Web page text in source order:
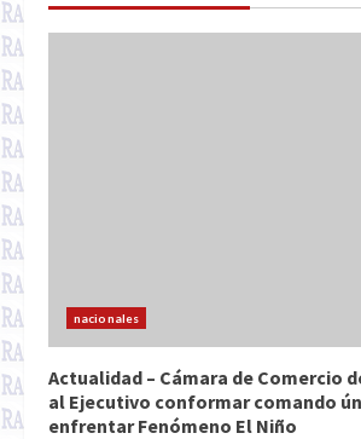
nacionales
Actualidad – Cámara de Comercio
al Ejecutivo conformar comando
enfrentar Fenómeno El Niño